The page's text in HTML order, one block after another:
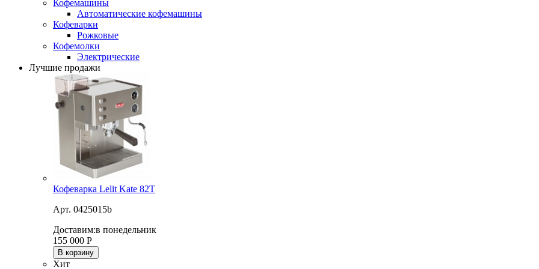
Кофемашины
Автоматические кофемашины
Кофеварки
Рожковые
Кофемолки
Электрические
Лучшие продажи
Кофеварка Lelit Kate 82T
Арт. 0425015b
Доставим:в понедельник
155 000 Р
В корзину
Хит